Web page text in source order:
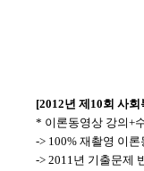
[2012년 제10회 사
* 이론동영상 강의+
-> 100% 재촬영 이
-> 2011년 기출문제